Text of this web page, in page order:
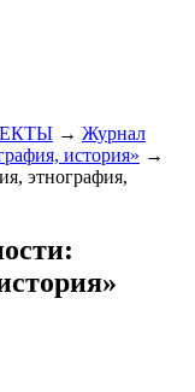
→ Журнал
история» →
этнография,